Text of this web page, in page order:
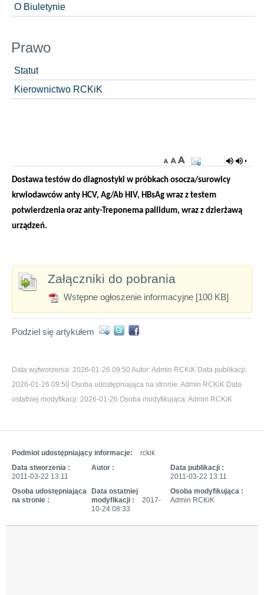
O Biuletynie
Prawo
Statut
Kierownictwo RCKiK
Dostawa testów do diagnostyki w próbkach osocza/surowicy
krwiodawców anty HCV, Ag/Ab HIV, HBsAg wraz z testem
potwierdzenia oraz anty-Treponema pallidum, wraz z dzierżawą
urządzeń.
Załączniki do pobrania
Wstępne ogłoszenie informacyjne [100 KB]
Podziel się artykułem
Data wytworzenia: 2026-01-26 09:50 Autor:Admin RCKiK Data publikacji:
2026-01-26 09:50 Osoba udostępniająca na stronie:Admin RCKiK Data
ostatniej modyfikacji: 2026-01-26 Osoba modyfikująca:Admin RCKiK
Podmiot udostępniający informacje:
rckik
Data stworzenia :
2011-03-22 13:11
Autor :
Data publikacji :
2011-03-22 13:11
Osoba udostępniająca
na stronie :
Data ostatniej
modyfikacji :
2017-
10-24 08:33
Osoba modyfikująca :
Admin RCKiK